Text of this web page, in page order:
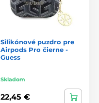
Silikónové puzdro pre
Airpods Pro čierne -
Guess
Skladom
22,45 €